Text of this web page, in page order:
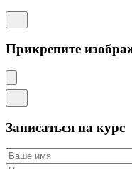
Прикрепите
Записаться на курс